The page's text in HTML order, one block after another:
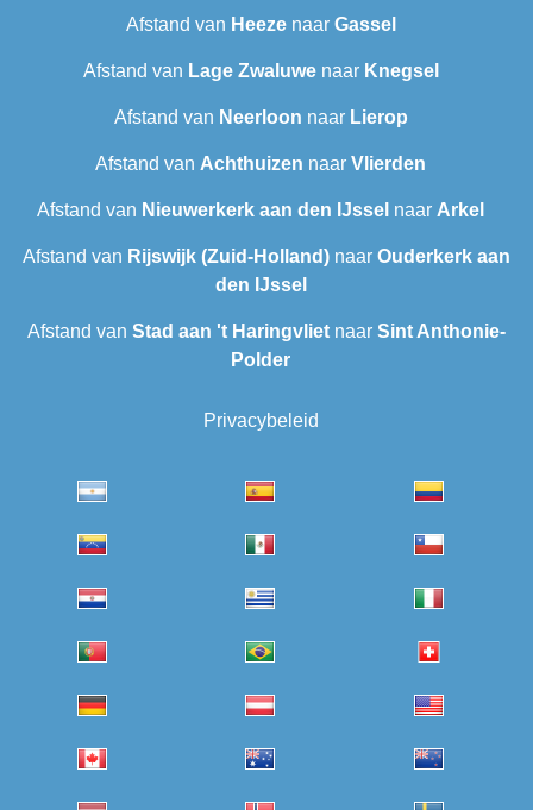
Afstand van Heezenaar Gassel
Afstand van Lage Zwaluwenaar Knegsel
Afstand van Neerloon naar Lierop
Afstand van Achthuizen naar Vlierden
Afstand van Nieuwerkerk aan den IJssel naar Arkel
Afstand van Rijswijk (Zuid-Holland) naar Ouderkerk aan
den IJssel
Afstand van Stad aan 't Haringvliet naar Sint Anthonie-
Polder
Privacybeleid